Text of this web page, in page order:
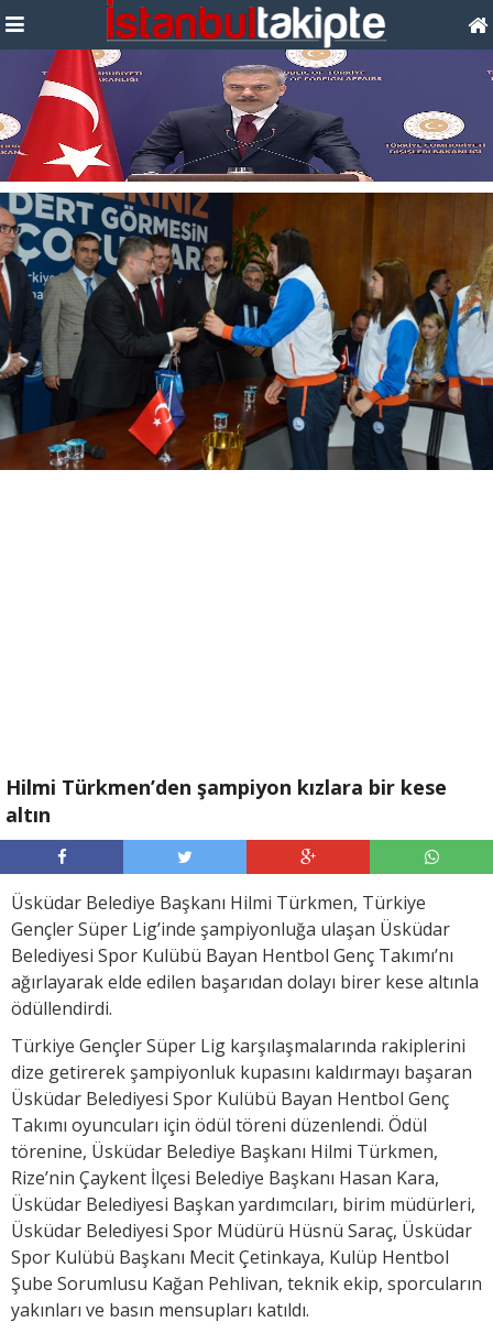
Hilmi Türkmen’den şampiyon kızlara bir kese
altın
Üsküdar Belediye Başkanı Hilmi Türkmen, Türkiye
Gençler Süper Lig’inde şampiyonluğa ulaşan Üsküdar
Belediyesi Spor Kulübü Bayan Hentbol Genç Takımı’nı
ağırlayarak elde edilen başarıdan dolayı birer kese altınla
ödüllendirdi.
Türkiye Gençler Süper Lig karşılaşmalarında rakiplerini
dize getirerek şampiyonluk kupasını kaldırmayı başaran
Üsküdar Belediyesi Spor Kulübü Bayan Hentbol Genç
Takımı oyuncuları için ödül töreni düzenlendi. Ödül
törenine, Üsküdar Belediye Başkanı Hilmi Türkmen,
Rize’nin Çaykent İlçesi Belediye Başkanı Hasan Kara,
Üsküdar Belediyesi Başkan yardımcıları, birim müdürleri,
Üsküdar Belediyesi Spor Müdürü Hüsnü Saraç, Üsküdar
Spor Kulübü Başkanı Mecit Çetinkaya, Kulüp Hentbol
Şube Sorumlusu Kağan Pehlivan, teknik ekip, sporcuların
yakınları ve basın mensupları katıldı.